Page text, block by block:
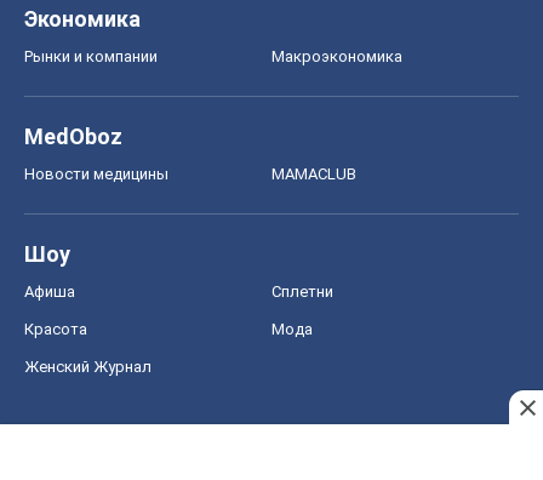
Экономика
Рынки и компании Mакроэкономика
MedOboz
Новости медицины MAMACLUB
Шоу
Афиша Сплетни
Красота Мода
Женский Журнал